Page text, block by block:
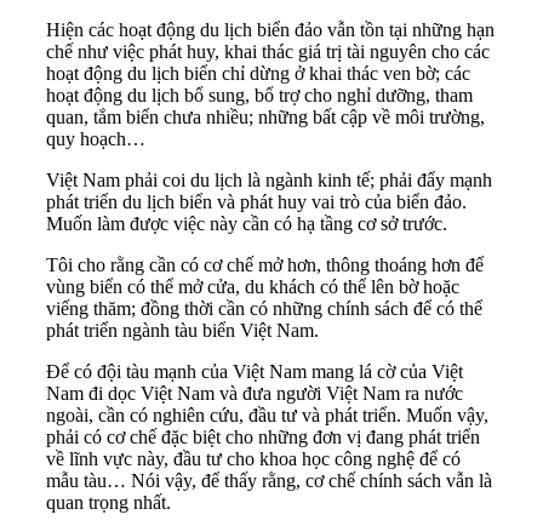
Hiện các hoạt động du lịch biển đảo vẫn tồn tại những hạn
chế như việc phát huy, khai thác giá trị tài nguyên cho các
hoạt động du lịch biển chỉ dừng ở khai thác ven bờ; các
hoạt động du lịch bổ sung, bổ trợ cho nghỉ dưỡng, tham
quan, tắm biển chưa nhiều; những bất cập về môi trường,
quy hoạch…
Việt Nam phải coi du lịch là ngành kinh tế; phải đẩy mạnh
phát triển du lịch biển và phát huy vai trò của biển đảo.
Muốn làm được việc này cần có hạ tầng cơ sở trước.
Tôi cho rằng cần có cơ chế mở hơn, thông thoáng hơn để
vùng biển có thể mở cửa, du khách có thể lên bờ hoặc
viếng thăm; đồng thời cần có những chính sách để có thể
phát triển ngành tàu biển Việt Nam.
Để có đội tàu mạnh của Việt Nam mang lá cờ của Việt
Nam đi dọc Việt Nam và đưa người Việt Nam ra nước
ngoài, cần có nghiên cứu, đầu tư và phát triển. Muốn vậy,
phải có cơ chế đặc biệt cho những đơn vị đang phát triển
về lĩnh vực này, đầu tư cho khoa học công nghệ để có
mẫu tàu… Nói vậy, để thấy rằng, cơ chế chính sách vẫn là
quan trọng nhất.